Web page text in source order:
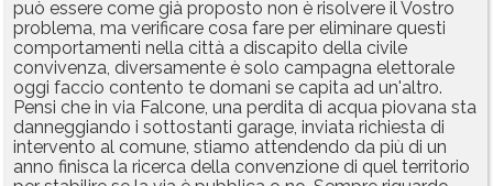
può essere come già proposto non è risolvere il Vostro
problema, ma verificare cosa fare per eliminare questi
comportamenti nella città a discapito della civile
convivenza, diversamente è solo campagna elettorale
oggi faccio contento te domani se capita ad un'altro.
Pensi che in via Falcone, una perdita di acqua piovana sta
danneggiando i sottostanti garage, inviata richiesta di
intervento al comune, stiamo attendendo da più di un
anno finisca la ricerca della convenzione di quel territorio